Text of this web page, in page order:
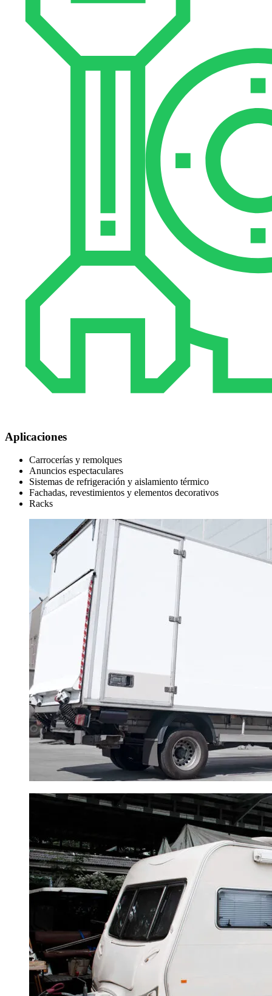
Aplicaciones
Carrocerías y remolques
Anuncios espectaculares
Sistemas de refrigeración y aislamiento térmico
Fachadas, revestimientos y elementos decorativos
Racks